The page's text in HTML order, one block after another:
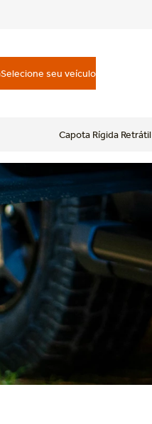
Selecione seu veículo
Capota Rígida Retrátil